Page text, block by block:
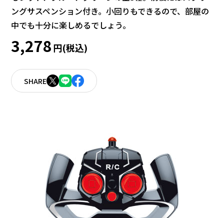
ングサスペンション付き。小回りもできるので、部屋の
中でも十分に楽しめるでしょう。
3,278円(税込)
SHARE